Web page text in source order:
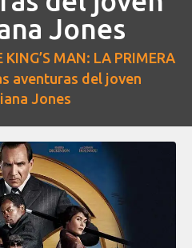
Jones
KING’S MAN: LA PRIMERA
aventuras del joven
Jones